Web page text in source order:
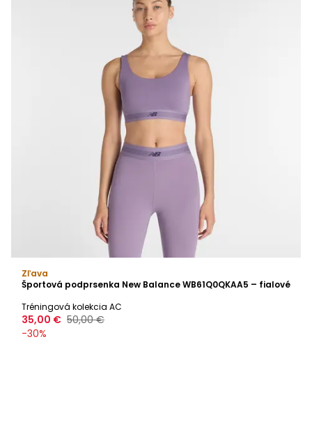
Zľava
Športová podprsenka New Balance WB61Q0QKAA5 – fialové
Tréningová kolekcia AC
35,00 € 50,00 €
-30%